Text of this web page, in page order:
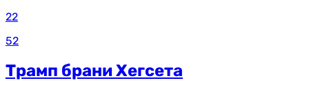
22
52
Трамп брани Хегсета